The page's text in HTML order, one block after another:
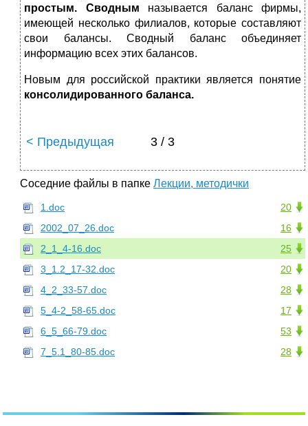
простым. Сводным называется баланс фирмы,
имеющей несколько филиалов, которые составляют
свои балансы. Сводный баланс объединяет
информацию всех этих балансов.
Новым для российской практики является понятие
консолидированного баланса.
< Предыдущая 3 / 3
Соседние файлы в папке Лекции, методички
20
1.doc
16
2002_07_26.doc
25
2_1_4-16.doc
20
3_1.2_17-32.doc
28
4_2_33-57.doc
17
5_4-2_58-65.doc
53
6_5_66-79.doc
28
7_5.1_80-85.doc